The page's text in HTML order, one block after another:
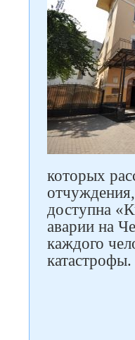
которых
доступна
аварии на
каждого
катастрофы.